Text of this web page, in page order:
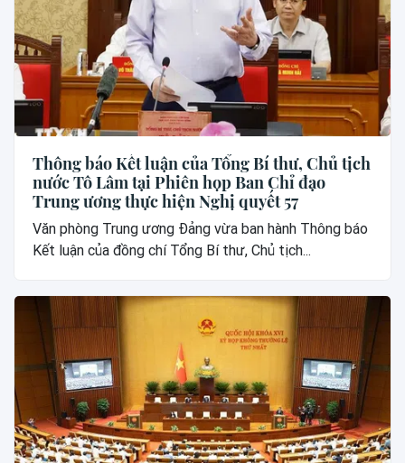
Thông báo Kết luận của Tổng Bí thư, Chủ tịch
nước Tô Lâm tại Phiên họp Ban Chỉ đạo
Trung ương thực hiện Nghị quyết 57
Văn phòng Trung ương Đảng vừa ban hành Thông báo
Kết luận của đồng chí Tổng Bí thư, Chủ tịch...